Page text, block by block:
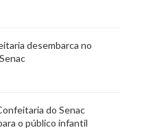
desembarca no
do Senac
o público infantil